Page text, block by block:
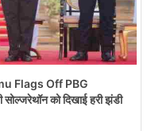
Flags Off PBG
को दिखाई हरी झंडी